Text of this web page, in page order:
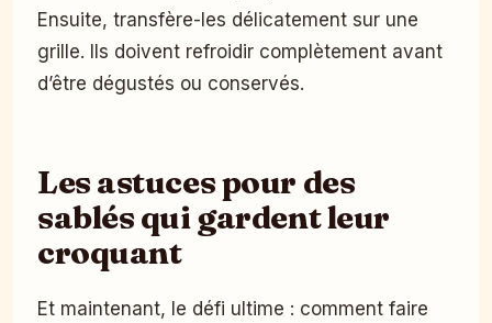
Ensuite, transfère-les délicatement sur une
grille. Ils doivent refroidir complètement avant
d’être dégustés ou conservés.
Les astuces pour des
sablés qui gardent leur
croquant
Et maintenant, le défi ultime : comment faire